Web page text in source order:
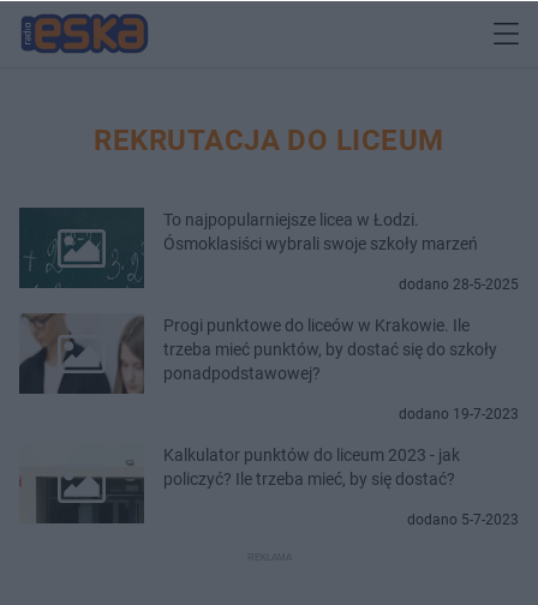
REKRUTACJA DO LICEUM
To najpopularniejsze licea w Łodzi.
Ósmoklasiści wybrali swoje szkoły marzeń
dodano 28-5-2025
Progi punktowe do liceów w Krakowie. Ile
trzeba mieć punktów, by dostać się do szkoły
ponadpodstawowej?
dodano 19-7-2023
Kalkulator punktów do liceum 2023 - jak
policzyć? Ile trzeba mieć, by się dostać?
dodano 5-7-2023